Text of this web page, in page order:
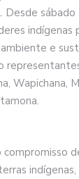
Desde sábado
indígenas
e
Wapichana,
compromisso